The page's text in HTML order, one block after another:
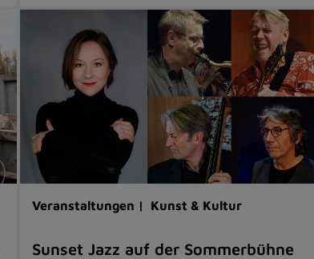
Veranstaltungen | Kunst & Kultur
Sunset Jazz auf der Sommerbühne